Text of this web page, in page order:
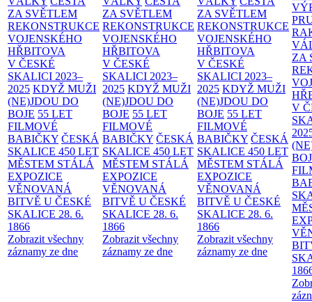
ZA SVĚTLEM
REKONSTRUKCE
VOJENSKÉHO
HŘBITOVA
V ČESKÉ
SKALICI 2023–
2025 KDYŽ MUŽI
(NE)JDOU DO
BOJE 55 LET
FILMOVÉ
BABIČKY ČESKÁ
SKALICE 450 LET
MĚSTEM STÁLÁ
EXPOZICE
VĚNOVANÁ
BITVĚ U ČESKÉ
SKALICE 28. 6.
1866
Zobrazit všechny
záznamy ze dne
ZA SVĚTLEM
REKONSTRUKCE
VOJENSKÉHO
HŘBITOVA
V ČESKÉ
SKALICI 2023–
2025 KDYŽ MUŽI
(NE)JDOU DO
BOJE 55 LET
FILMOVÉ
BABIČKY ČESKÁ
SKALICE 450 LET
MĚSTEM STÁLÁ
EXPOZICE
VĚNOVANÁ
BITVĚ U ČESKÉ
SKALICE 28. 6.
1866
Zobrazit všechny
záznamy ze dne
ZA SVĚTLEM
REKONSTRUKCE
VOJENSKÉHO
HŘBITOVA
V ČESKÉ
SKALICI 2023–
2025 KDYŽ MUŽI
(NE)JDOU DO
BOJE 55 LET
FILMOVÉ
BABIČKY ČESKÁ
SKALICE 450 LET
MĚSTEM STÁLÁ
EXPOZICE
VĚNOVANÁ
BITVĚ U ČESKÉ
SKALICE 28. 6.
1866
Zobrazit všechny
záznamy ze dne
ZA
V